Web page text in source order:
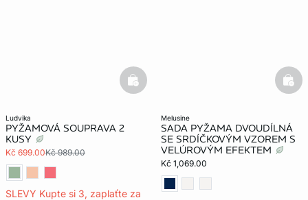
ludvika
PYŽAMOVÁ SOUPRAVA 2
KUSY
Kč 699.00Kč 989.00
SLEVY Kupte si 3, zaplaťte za
basketfull
melusine
SADA PYŽAMA DVOUDÍLNÁ
SE SRDÍČKOVÝM VZOREM S
VELÚROVÝM EFEKTEM
Kč 1,069.00